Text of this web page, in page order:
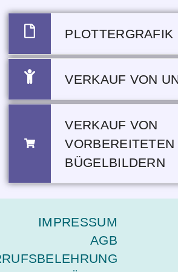
PLOTTERGRAFIK
VERKAUF VON
VERKAUF VON
VORBEREITETEN
BÜGELBILDERN
IMPRESSUM
AGB